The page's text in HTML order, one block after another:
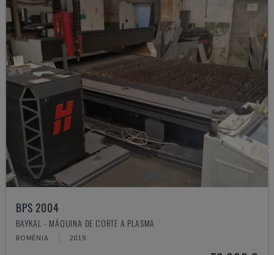
BPS 2004
BAYKAL - MÁQUINA DE CORTE A PLASMA
ROMÉNIA 2019